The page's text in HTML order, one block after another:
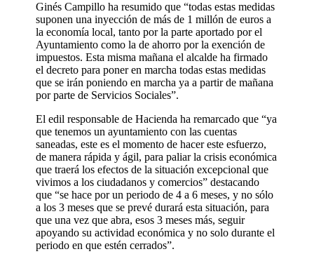
Ginés Campillo ha resumido que “todas estas medidas
suponen una inyección de más de 1 millón de euros a
la economía local, tanto por la parte aportado por el
Ayuntamiento como la de ahorro por la exención de
impuestos. Esta misma mañana el alcalde ha firmado
el decreto para poner en marcha todas estas medidas
que se irán poniendo en marcha ya a partir de mañana
por parte de Servicios Sociales”.
El edil responsable de Hacienda ha remarcado que “ya
que tenemos un ayuntamiento con las cuentas
saneadas, este es el momento de hacer este esfuerzo,
de manera rápida y ágil, para paliar la crisis económica
que traerá los efectos de la situación excepcional que
vivimos a los ciudadanos y comercios” destacando
que “se hace por un periodo de 4 a 6 meses, y no sólo
a los 3 meses que se prevé durará esta situación, para
que una vez que abra, esos 3 meses más, seguir
apoyando su actividad económica y no solo durante el
periodo en que estén cerrados”.